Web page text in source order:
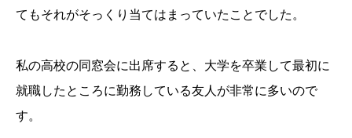
てもそれがそっくり当てはまっていたことでした。
私の高校の同窓会に出席すると、大学を卒業して最初に
就職したところに勤務している友人が非常に多いので
す。